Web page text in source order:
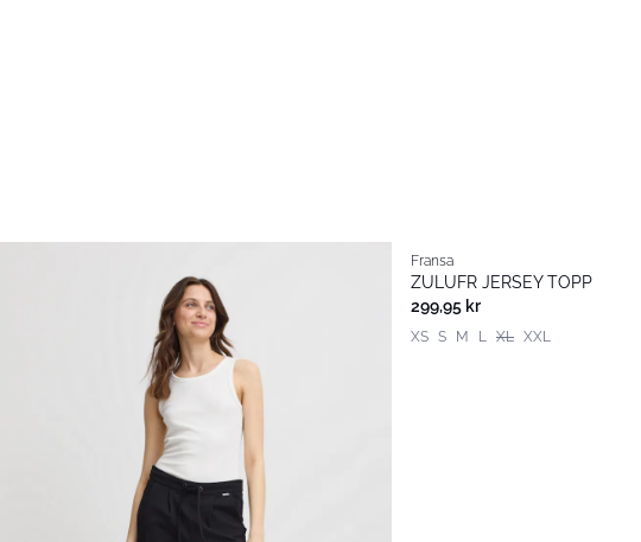
Basic
Fransa
ZULUFR JERSEY TOPP
299,95 kr
XS S M L XL XXL